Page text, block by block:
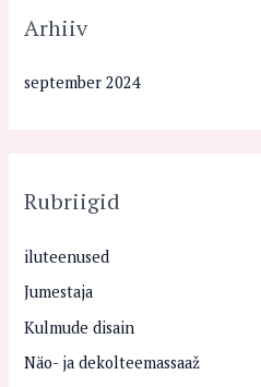
Arhiiv
september 2024
Rubriigid
iluteenused
Jumestaja
Kulmude disain
Näo- ja dekolteemassaaž